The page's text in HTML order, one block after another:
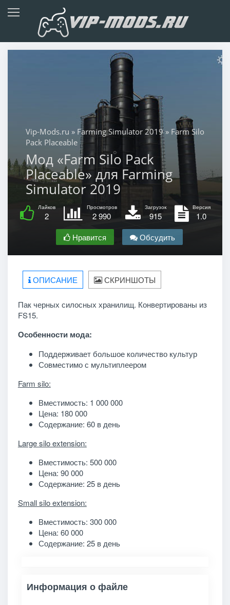
Vip-Mods.ru » Farming Simulator 2019» Farm Silo
Pack Placeable
Мод «Farm Silo Pack
Placeable» для Farming
Simulator 2019
Лайков
2
Просмотров
2 990
Загрузок
915
Версия
1.0
Нравится
Обсудить
ОПИСАНИЕ СКРИНШОТЫ
Пак черных силосных хранилищ. Конвертированы из
FS15.
Особенности мода:
Поддерживает большое количество культур
Совместимо с мультиплеером
Farm silo:
Вместимость: 1 000 000
Цена: 180 000
Содержание: 60 в день
Large silo extension:
Вместимость: 500 000
Цена: 90 000
Содержание: 25 в день
Small silo extension:
Вместимость: 300 000
Цена: 60 000
Содержание: 25 в день
Информация о файле